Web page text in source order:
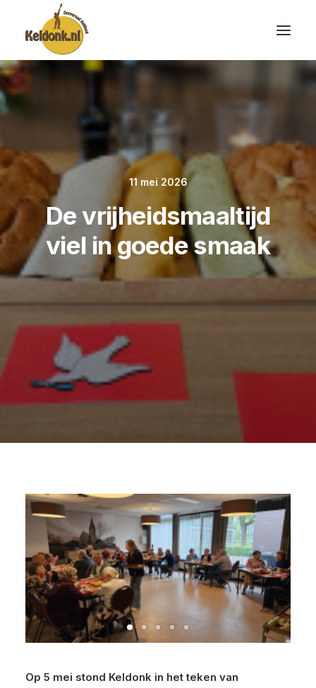
11 mei 2026
De vrijheidsmaaltijd
viel in goede smaak
Op 5 mei stond Keldonk in het teken van